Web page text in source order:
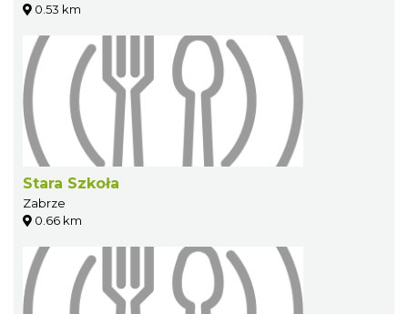
0.53 km
Stara Szkoła
Zabrze
0.66 km